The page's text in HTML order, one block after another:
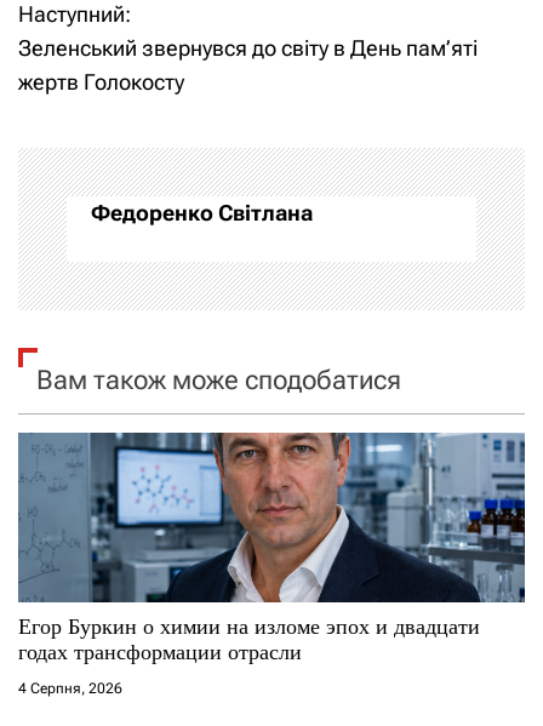
в
і
а
ц
і
а
п
и
с
і
в
Наступний:
Зеленський звернувся до світу в День пам’яті
жертв Голокосту
Федоренко Світлана
Вам також може сподобатися
Егор Буркин о химии на изломе эпох и двадцати
годах трансформации отрасли
4 Серпня, 2026